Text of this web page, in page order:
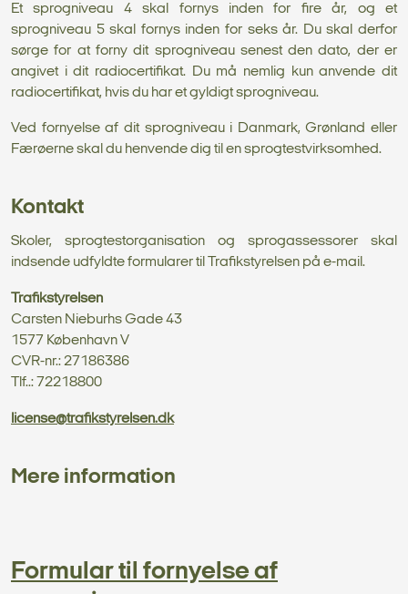
Et sprogniveau 4 skal fornys inden for fire år, og et
sprogniveau 5 skal fornys inden for seks år. Du skal derfor
sørge for at forny dit sprogniveau senest den dato, der er
angivet i dit radiocertifikat. Du må nemlig kun anvende dit
radiocertifikat, hvis du har et gyldigt sprogniveau.
Ved fornyelse af dit sprogniveau i Danmark, Grønland eller
Færøerne skal du henvende dig til en sprogtestvirksomhed.
Kontakt
Skoler, sprogtestorganisation og sprogassessorer skal
indsende udfyldte formularer til Trafikstyrelsen på e-mail.
Trafikstyrelsen
Carsten Nieburhs Gade 43
1577 København V
CVR-nr.: 27186386
Tlf..: 72218800
license@trafikstyrelsen.dk
Mere information
Formular til fornyelse af